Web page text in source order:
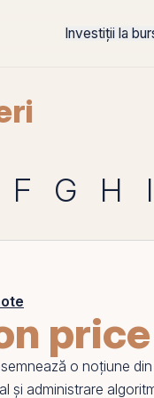
Investiții la
F G H I
price
o noțiune
și administrare